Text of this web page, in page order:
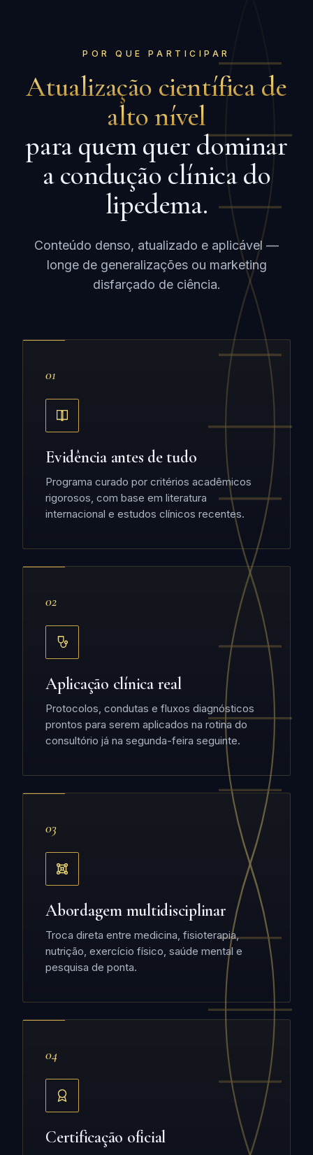
POR QUE PARTICIPAR
Atualização científica de
alto nível
para quem quer dominar
a condução clínica do
lipedema.
Conteúdo denso, atualizado e aplicável —
longe de generalizações ou marketing
disfarçado de ciência.
01
Evidência antes de tudo
Programa curado por critérios acadêmicos
rigorosos, com base em literatura
internacional e estudos clínicos recentes.
02
Aplicação clínica real
Protocolos, condutas e fluxos diagnósticos
prontos para serem aplicados na rotina do
consultório já na segunda-feira seguinte.
03
Abordagem multidisciplinar
Troca direta entre medicina, fisioterapia,
nutrição, exercício físico, saúde mental e
pesquisa de ponta.
04
Certificação oficial